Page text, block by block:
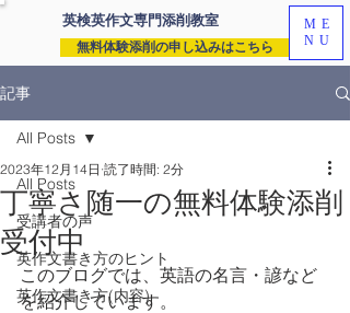
英検英作文専門添削教室
無料体験添削の申し込みはこちら
ME
NU
記事
All Posts
受講者の声
英作文書き方のヒント
英作文書き方(内容)
All Posts
丁寧さ随一の無料体験添削
受付中
2023年12月14日 読了時間: 2分
このブログでは、英語の名言・諺など
を紹介しています。